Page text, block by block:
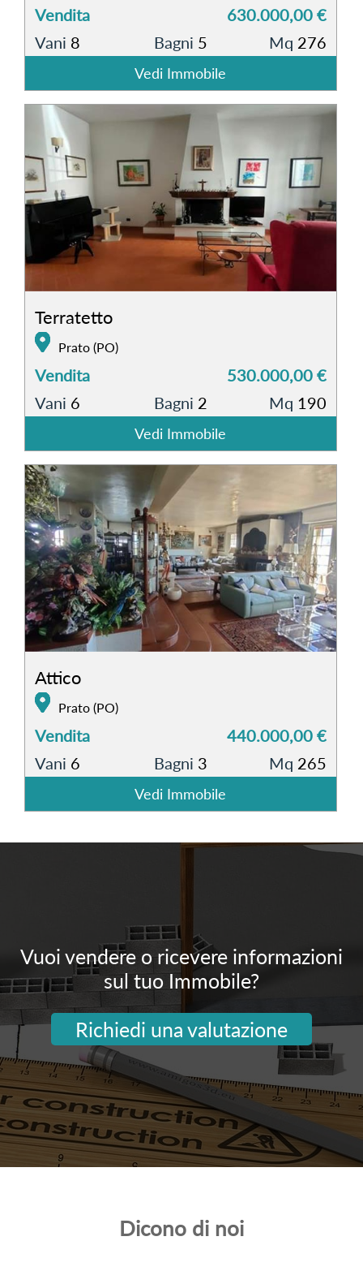
Vendita
630.000,00 €
Vani 8 Bagni 5 Mq 276
Vedi Immobile
Terratetto
Prato (PO)
Vendita
530.000,00 €
Vani 6 Bagni 2 Mq 190
Vedi Immobile
Attico
Prato (PO)
Vendita
440.000,00 €
Vani 6 Bagni 3 Mq 265
Vedi Immobile
Vuoi vendere o ricevere informazioni
sul tuo Immobile?
Richiedi una valutazione
Dicono di noi